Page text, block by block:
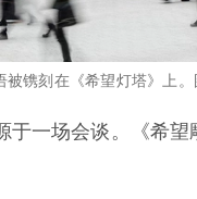
被镌刻在《希望灯塔》上
于一场会谈。《希